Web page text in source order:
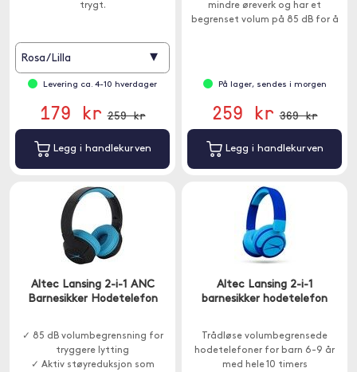
trygt.
Rosa/Lilla ▾
Levering ca. 4-10 hverdager
179 kr 259 kr
Legg i handlekurven
mindre øreverk og har et
begrenset volum på 85 dB for å
På lager, sendes i morgen
259 kr 369 kr
Legg i handlekurven
Altec Lansing 2-i-1 ANC
Barnesikker Hodetelefon
✓ 85 dB volumbegrensning for
tryggere lytting
✓ Aktiv støyreduksjon som
Altec Lansing 2-i-1
barnesikker hodetelefon
Trådløse volumbegrensede
hodetelefoner for barn 6-9 år
med hele 10 timers